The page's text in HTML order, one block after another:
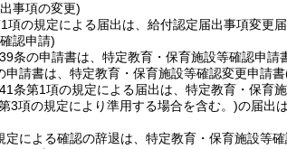
事項の変更)
項の規定による届出は、給付認定届出事項変更
認申請)
条の申請書は、特定教育・保育施設等確認申請
申請書は、特定教育・保育施設等確認変更申請書
条第1項の規定による届出は、特定教育・保育
3項の規定により準用する場合を含む。)の届出
による確認の辞退は、特定教育・保育施設等